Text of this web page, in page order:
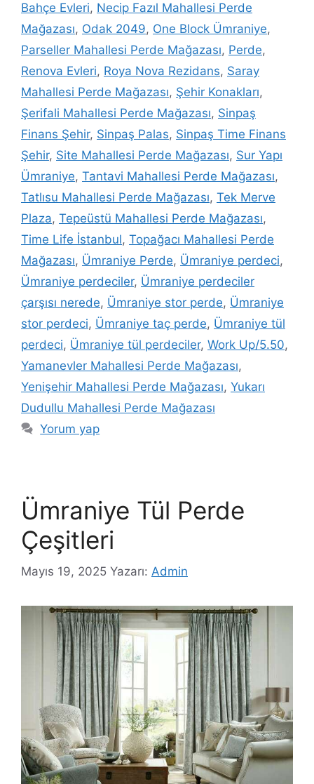
Bahçe Evleri, Necip Fazıl Mahallesi Perde
Mağazası, Odak 2049, One Block Ümraniye,
Parseller Mahallesi Perde Mağazası, Perde,
Renova Evleri, Roya Nova Rezidans, Saray
Mahallesi Perde Mağazası, Şehir Konakları,
Şerifali Mahallesi Perde Mağazası, Sinpaş
Finans Şehir, Sinpaş Palas, Sinpaş Time Finans
Şehir, Site Mahallesi Perde Mağazası, Sur Yapı
Ümraniye, Tantavi Mahallesi Perde Mağazası,
Tatlısu Mahallesi Perde Mağazası, Tek Merve
Plaza, Tepeüstü Mahallesi Perde Mağazası,
Time Life İstanbul, Topağacı Mahallesi Perde
Mağazası, Ümraniye Perde, Ümraniye perdeci,
Ümraniye perdeciler, Ümraniye perdeciler
çarşısı nerede, Ümraniye stor perde, Ümraniye
stor perdeci, Ümraniye taç perde, Ümraniye tül
perdeci, Ümraniye tül perdeciler, Work Up/5.50,
Yamanevler Mahallesi Perde Mağazası,
Yenişehir Mahallesi Perde Mağazası, Yukarı
Dudullu Mahallesi Perde Mağazası
Yorum yap
Ümraniye Tül Perde
Çeşitleri
Mayıs 19, 2025 Yazarı: Admin